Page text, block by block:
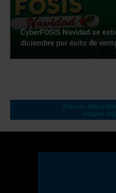
CyberFOSIS Navidad se
diciembre por éxito de